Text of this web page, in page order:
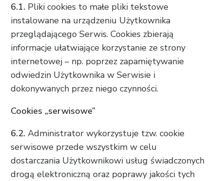
6.1. Pliki cookies to małe pliki tekstowe
instalowane na urządzeniu Użytkownika
przeglądającego Serwis. Cookies zbierają
informacje ułatwiające korzystanie ze strony
internetowej – np. poprzez zapamiętywanie
odwiedzin Użytkownika w Serwisie i
dokonywanych przez niego czynności.
Cookies „serwisowe”
6.2. Administrator wykorzystuje tzw. cookie
serwisowe przede wszystkim w celu
dostarczania Użytkownikowi usług świadczonych
drogą elektroniczną oraz poprawy jakości tych